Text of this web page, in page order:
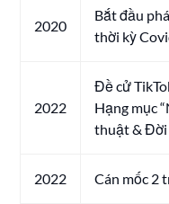
2020
Bắt đầu
thời kỳ
2022
Đề cử
Hạng mục
thuật & Đời
2022 Cán mốc 2